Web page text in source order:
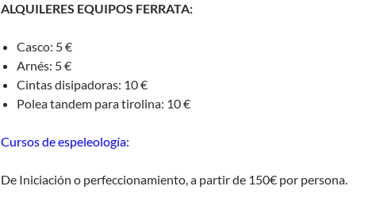
ALQUILERES EQUIPOS FERRATA:
Casco: 5 €
Arnés: 5 €
Cintas disipadoras: 10 €
Polea tandem para tirolina: 10 €
Cursos de espeleología:
De Iniciación o perfeccionamiento, a partir de 150€ por persona.